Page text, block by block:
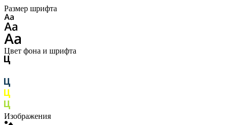
Размер шрифта
Цвет фона и шрифта
Изображения